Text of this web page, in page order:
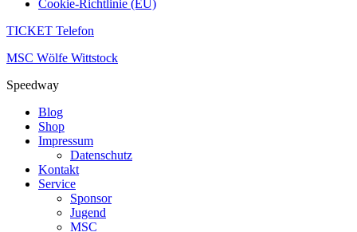
Cookie-Richtlinie (EU)
TICKET Telefon
Zum
springen
drücken)
MSC Wölfe Wittstock
Speedway
Blog
Shop
Impressum
Datenschutz
Kontakt
Service
Sponsor
Jugend
MSC